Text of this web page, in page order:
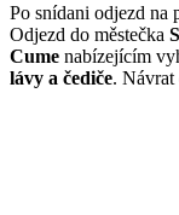
Po snídani odjezd na
Odjezd do městečka
Cume nabízejícím
lávy a čediče. Návrat